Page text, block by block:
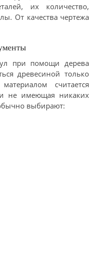
их количество,
От качества чертежа
при помощи дерева
древесиной только
считается
не имеющая никаких
выбирают: